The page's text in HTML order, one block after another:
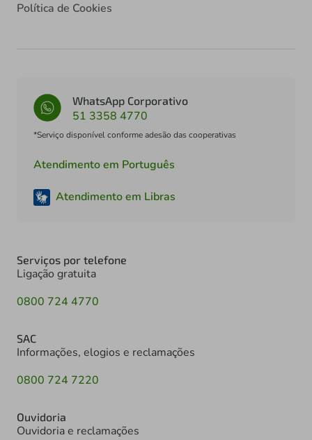
Política de Cookies
WhatsApp Corporativo
51 3358 4770
*Serviço disponível conforme adesão das cooperativas
Atendimento em Português
Atendimento em Libras
Serviços por telefone
Ligação gratuita
0800 724 4770
SAC
Informações, elogios e reclamações
0800 724 7220
Ouvidoria
Ouvidoria e reclamações